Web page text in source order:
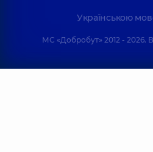
Українською
МС «Добробут» 2012 -